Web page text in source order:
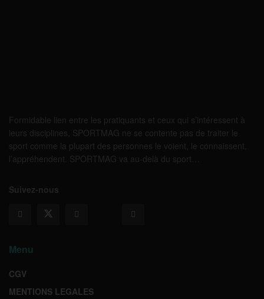
Formidable lien entre les pratiquants et ceux qui s’intéressent à
leurs disciplines, SPORTMAG ne se contente pas de traiter le
sport comme la plupart des personnes le voient, le connaissent,
l’appréhendent. SPORTMAG va au-delà du sport…
Suivez-nous
Menu
CGV
MENTIONS LEGALES